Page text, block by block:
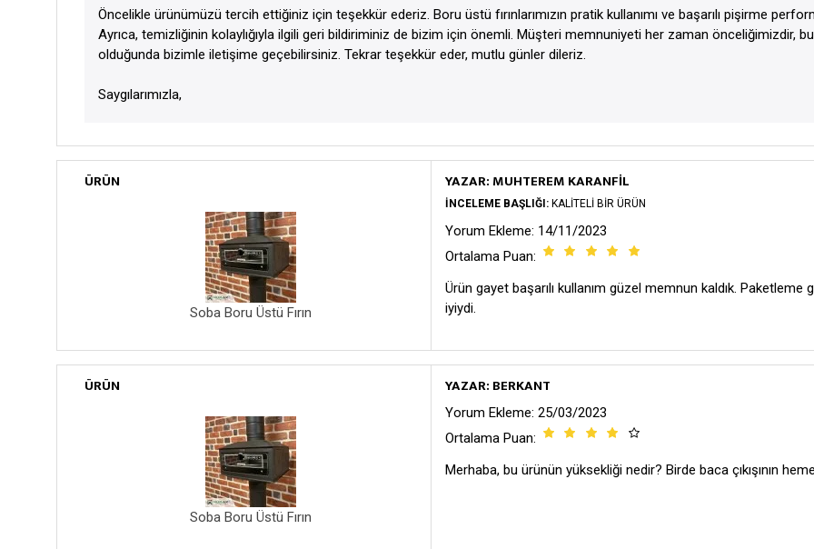
Öncelikle ürünümüzü tercih ettiğiniz için teşekkür ederiz. Boru üstü fırınlarımızın pratik kullanımı ve başarılı pişirme
Ayrıca, temizliğinin kolaylığıyla ilgili geri bildiriminiz de bizim için önemli. Müşteri memnuniyeti her zaman önceliğimizdir,
olduğunda bizimle iletişime geçebilirsiniz. Tekrar teşekkür eder, mutlu günler dileriz.
Saygılarımızla,
ÜRÜN
Soba Boru Üstü Fırın
YAZAR: MUHTEREM KARANFİL
İNCELEME BAŞLIĞI: KALITELI BIR ÜRÜN
Yorum Ekleme: 14/11/2023
Ortalama Puan:
Ürün gayet başarılı kullanım güzel memnun kaldık. Paketleme
iyiydi.
ÜRÜN
Soba Boru Üstü Fırın
YAZAR: BERKANT
Yorum Ekleme: 25/03/2023
Ortalama Puan:
Merhaba, bu ürünün yüksekliği nedir? Birde baca çıkışının